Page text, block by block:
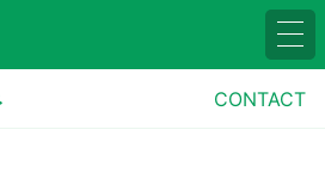
問合せ方法より気軽に
CONTACT